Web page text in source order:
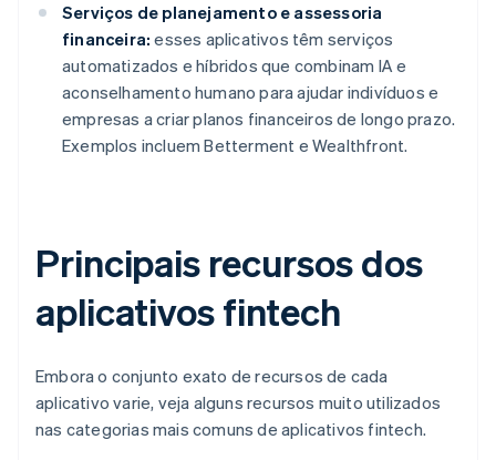
Serviços de planejamento e assessoria
financeira: esses aplicativos têm serviços
automatizados e híbridos que combinam IA e
aconselhamento humano para ajudar indivíduos e
empresas a criar planos financeiros de longo prazo.
Exemplos incluem Betterment e Wealthfront.
Principais recursos dos
aplicativos fintech
Embora o conjunto exato de recursos de cada
aplicativo varie, veja alguns recursos muito utilizados
nas categorias mais comuns de aplicativos fintech.